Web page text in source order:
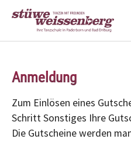
Anmeldung
Zum Einlösen eines
Schritt Sonstiges Ihre
Die Gutscheine werden